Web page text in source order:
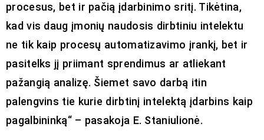
procesus, bet ir pačią įdarbinimo sritį. Tikėtina,
kad vis daug įmonių naudosis dirbtiniu intelektu
ne tik kaip procesų automatizavimo įrankį, bet ir
pasitelks jį priimant sprendimus ar atliekant
pažangią analizę. Šiemet savo darbą itin
palengvins tie kurie dirbtinį intelektą įdarbins kaip
pagalbininką“ – pasakoja E. Staniulionė.